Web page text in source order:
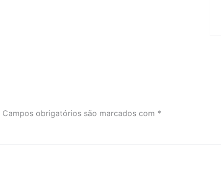
Campos obrigatórios são marcados com *